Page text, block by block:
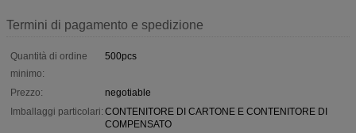
Termini di pagamento e spedizione
Quantità di ordine
minimo:
500pcs
Prezzo:
negotiable
Imballaggi particolari: CONTENITORE DI CARTONE E CONTENITORE DI
COMPENSATO